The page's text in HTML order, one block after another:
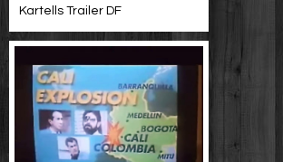
Kartells Trailer DF